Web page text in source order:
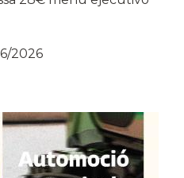
2026